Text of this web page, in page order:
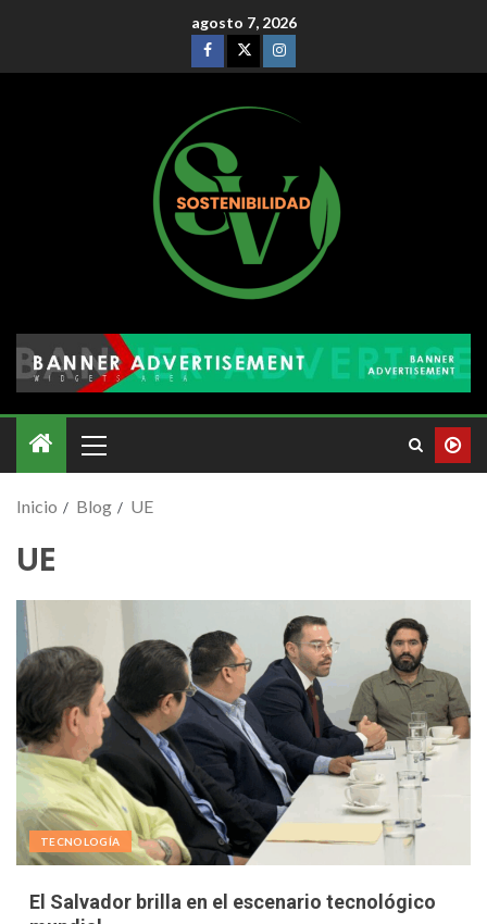
agosto 7, 2026
Inicio Blog UE
UE
TECNOLOGÍA
El Salvador brilla en el escenario tecnológico